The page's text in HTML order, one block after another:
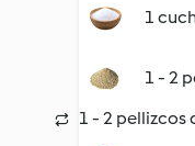
1
1 - 2
1 - 2 pellizcos